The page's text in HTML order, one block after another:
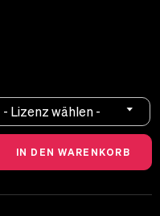
- Lizenz wählen -